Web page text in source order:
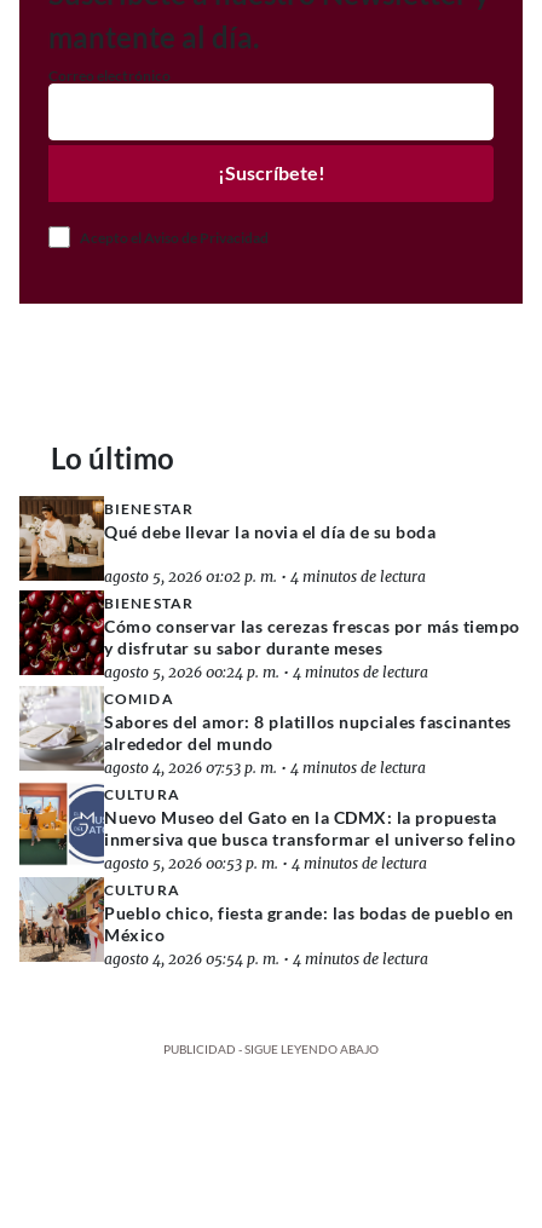
mantente al día.
Correo electrónico
¡Suscríbete!
Acepto el Aviso de Privacidad
Lo último
BIENESTAR
Qué debe llevar la novia el día de su boda
agosto 5, 2026 01:02 p. m. • 4 minutos de lectura
BIENESTAR
Cómo conservar las cerezas frescas por más tiempo
y disfrutar su sabor durante meses
agosto 5, 2026 00:24 p. m. • 4 minutos de lectura
COMIDA
Sabores del amor: 8 platillos nupciales fascinantes
alrededor del mundo
agosto 4, 2026 07:53 p. m. • 4 minutos de lectura
CULTURA
Nuevo Museo del Gato en la CDMX: la propuesta
inmersiva que busca transformar el universo felino
agosto 5, 2026 00:53 p. m. • 4 minutos de lectura
CULTURA
Pueblo chico, fiesta grande: las bodas de pueblo en
México
agosto 4, 2026 05:54 p. m. • 4 minutos de lectura
PUBLICIDAD - SIGUE LEYENDO ABAJO